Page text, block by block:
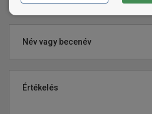
Név vagy becenév
Értékelés